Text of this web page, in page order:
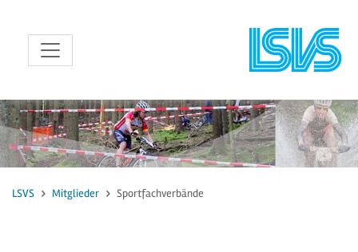
zum Inhalt
LSVS Mitglieder Sportfachverbände